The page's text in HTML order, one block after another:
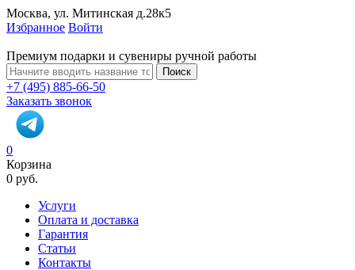
Москва, ул. Митинская д.28к5
Избранное Войти
Премиум подарки и сувениры ручной работы
Поиск
+7 (495) 885-66-50
Заказать звонок
0
Корзина
0 руб.
Услуги
Оплата и доставка
Гарантия
Статьи
Контакты